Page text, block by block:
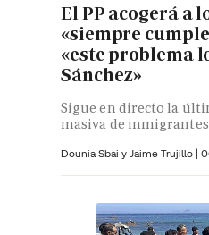
El PP acogerá a
«siempre
«este problema
Sánchez»
Sigue en directo la
masiva de inmigrantes
Dounia Sbai y Jaime Trujillo |